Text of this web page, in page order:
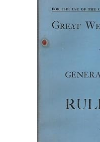
Arte y coleccionismo
Comenzar a vender